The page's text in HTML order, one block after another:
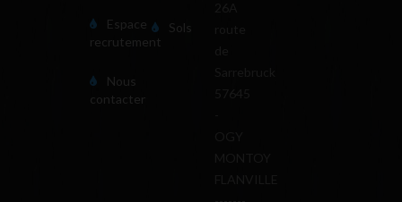
Espace
recrutement
Nous
contacter
Sols